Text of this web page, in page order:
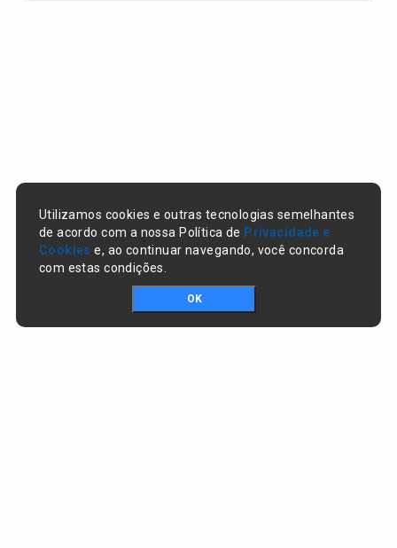
Utilizamos cookies e outras tecnologias semelhantes
de acordo com a nossa Política de Privacidade e
Cookies e, ao continuar navegando, você concorda
com estas condições.
OK